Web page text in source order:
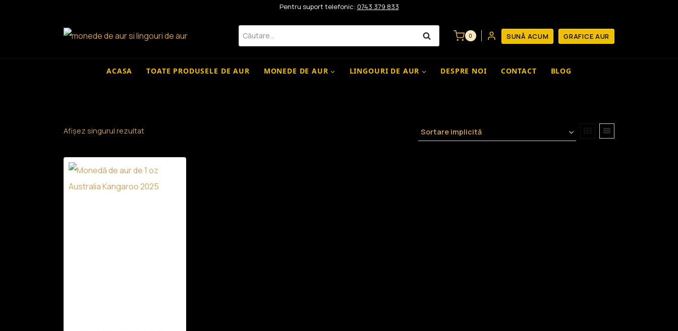
Pentru suport telefonic: 0743 379 833
Caută
după:
0 SUNĂ ACUM GRAFICE AUR
ACASA TOATE PRODUSELE DE AUR MONEDE DE AUR LINGOURI DE AUR DESPRE NOI CONTACT BLOG
Afișez singurul rezultat